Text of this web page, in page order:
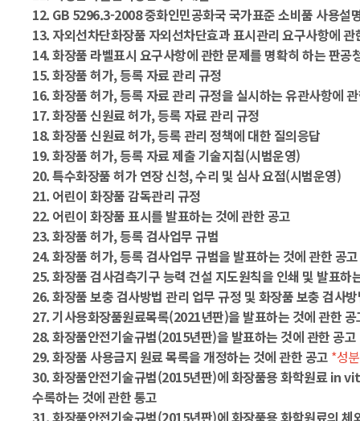
12. GB 5296.3-2008 중화인민공화국 국가표준 소비품 사용설
13. 자외선차단화장품 자외선차단효과 표시관리 요구사항에 관
14. 화장품 라벨표시 요구사항에 관한 문제를 명확히 하는 판공
15. 화장품 허가, 등록 자료 관리 규정
16. 화장품 허가, 등록 자료 관리 규정을 실시하는 유관사항에
17. 화장품 신원료 허가, 등록 자료 관리 규정
18. 화장품 신원료 허가, 등록 관리 정책에 대한 질의응답
19. 화장품 허가, 등록 자료 제출 기술지침(시범운영)
20. 특수화장품 허가 연장 신청, 수리 및 심사 요점(시범운영)
21. 어린이 화장품 감독관리 규정
22. 어린이 화장품 표시를 발표하는 것에 관한 공고
23. 화장품 허가, 등록 검사업무 규범
24. 화장품 허가, 등록 검사업무 규범을 발표하는 것에 관한 공
25. 화장품 검사검측기구 능력 건설 지도원칙을 인쇄 및 발표하
26. 화장품 보충 검사방법 관리 업무 규정 및 화장품 보충 검사
27. 기사용화장품원료목록(2021년판)을 발표하는 것에 관한
28. 화장품안전기술규범(2015년판)을 발표하는 것에 관한 공고
29. 화장품 사용금지 원료 목록을 개정하는 것에 관한 공고 *성
30. 화장품안전기술규범(2015년판)에 화장품용 화학원료 in
수록하는 것에 관한 통고